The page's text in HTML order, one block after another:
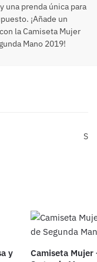
una prenda única para
¡Añade un
la Camiseta Mujer
Mano 2019!
S
y
Camiseta Mujer